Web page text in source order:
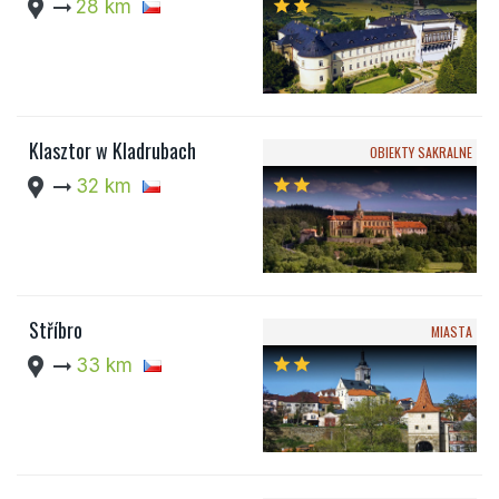
location_pin arrow_right_alt 28 km starstar
Klasztor w Kladrubach
location_pin arrow_right_alt 32 km
OBIEKTY SAKRALNE
starstar
Stříbro
location_pin arrow_right_alt 33 km
MIASTA
starstar